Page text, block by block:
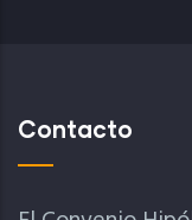
Contacto